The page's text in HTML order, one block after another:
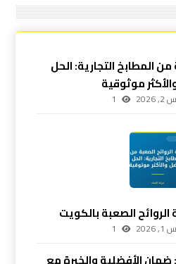
من المطابخ التجارية: الحل
موثوقية
1
الصعبة بالكويت
1